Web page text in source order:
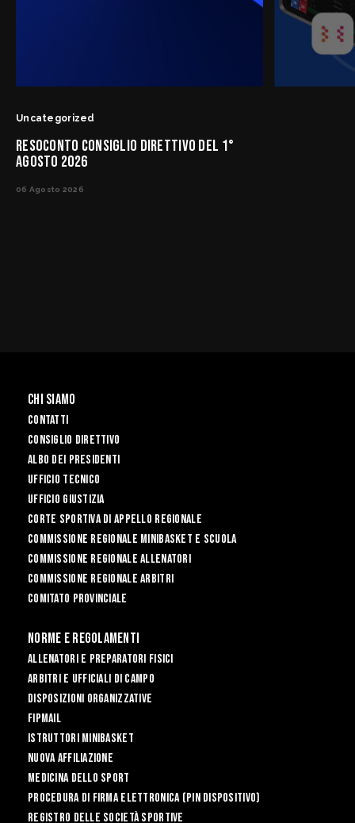
Uncategorized
RESOCONTO CONSIGLIO DIRETTIVO DEL 1°
AGOSTO 2026
06 Agosto 2026
Chi siamo
Contatti
Consiglio Direttivo
Albo dei Presidenti
Ufficio Tecnico
Ufficio Giustizia
Corte Sportiva di Appello Regionale
Commissione Regionale Minibasket e Scuola
Commissione Regionale Allenatori
Commissione Regionale Arbitri
Comitato Provinciale
Norme e Regolamenti
Allenatori e Preparatori fisici
Arbitri e Ufficiali di Campo
Disposizioni Organizzative
FIPmail
Istruttori Minibasket
Nuova affiliazione
Medicina dello sport
Procedura di firma elettronica (PIN dispositivo)
Registro delle Società Sportive